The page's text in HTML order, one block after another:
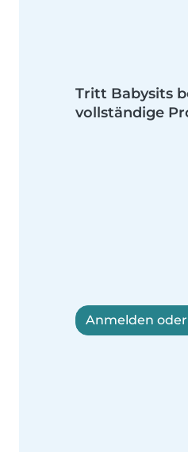
Tritt Babysits
vollständige
Anmelden